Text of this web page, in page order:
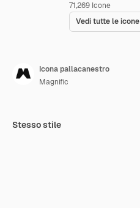
71,269 Icone
Vedi tutte le icone
Icona pallacanestro
Magnific
Stesso stile